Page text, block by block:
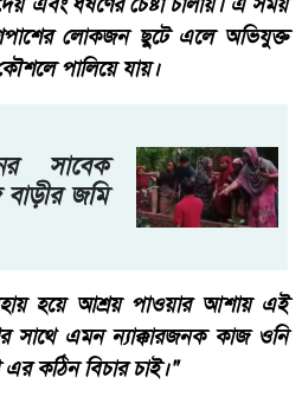
লোকজন ছুটে এলে অভিযুক্ত
পালিয়ে যায়।
সাবেক
জমি
হয়ে আশ্রয় পাওয়ার আশায় এই
সাথে এমন ন্যাক্কারজনক কাজ ওনি
কঠিন বিচার চাই।"